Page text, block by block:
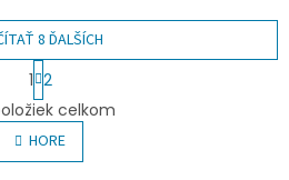
rôznych tvaroch. Deti
podporí pri chôdzi, hra s
kockami...
O
v
l
á
8 ĎALŠÍCH
S
t
r
á
n
k
1 2
celkom
HORE